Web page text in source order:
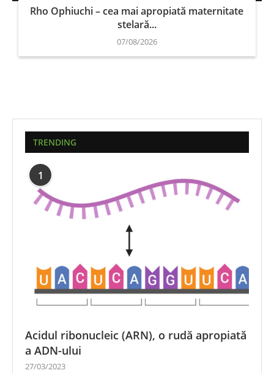
Rho Ophiuchi – cea mai apropiată maternitate
stelară...
07/08/2026
TRENDING
1
Acidul ribonucleic (ARN), o rudă apropiată
a ADN-ului
27/03/2023